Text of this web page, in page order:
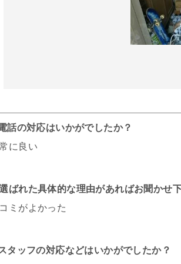
話の対応はいかがでしたか？
に良い
ばれた具体的な理由があればお聞かせ
ミがよかった
タッフの対応などはいかがでしたか？